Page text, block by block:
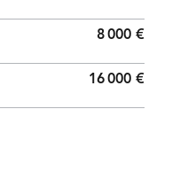
8 000 €
16 000 €